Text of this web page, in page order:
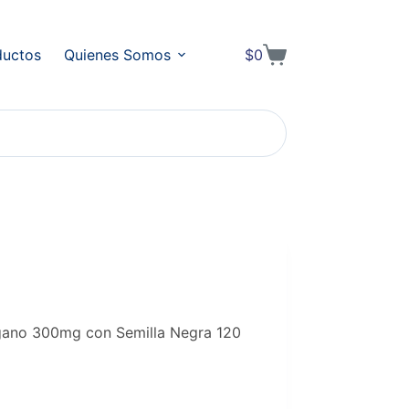
Quienes Somos
Shopping
$0
300mg con Semilla Negra 120